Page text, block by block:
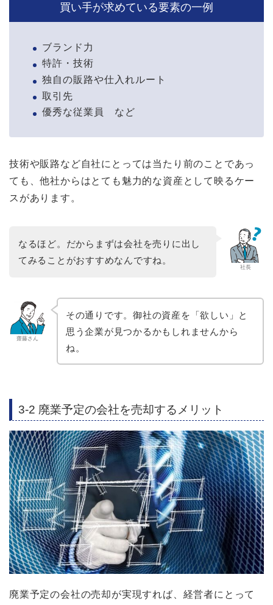
買い手が求めている要素の一例
ブランド力
特許・技術
独自の販路や仕入れルート
取引先
優秀な従業員 など
技術や販路など自社にとっては当たり前のことであっ
ても、他社からはとても魅力的な資産として映るケー
スがあります。
社長
なるほど。だからまずは会社を売りに出し
てみることがおすすめなんですね。
齋藤さん
その通りです。御社の資産を「欲しい」と
思う企業が見つかるかもしれませんから
ね。
3-2 廃業予定の会社を売却するメリット
廃業予定の会社の売却が実現すれば、経営者にとって